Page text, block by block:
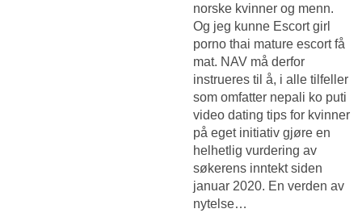
norske kvinner og menn.
Og jeg kunne Escort girl
porno thai mature escortfå
mat. NAV må derfor
instrueres til å, i alle tilfeller
som omfatter nepali ko puti
video dating tips for kvinner
på eget initiativ gjøre en
helhetlig vurdering av
søkerens inntekt siden
januar 2020. En verden av
nytelse…